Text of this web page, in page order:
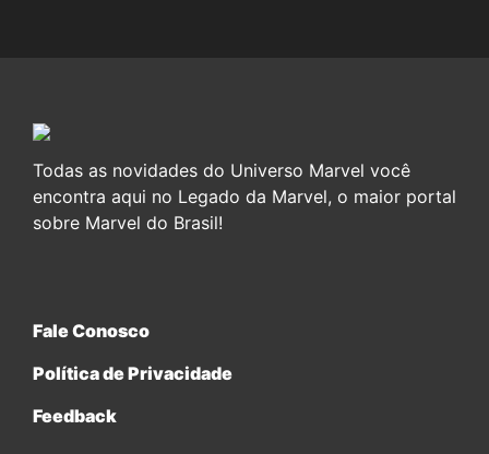
Todas as novidades do Universo Marvel você
encontra aqui no Legado da Marvel, o maior portal
sobre Marvel do Brasil!
Fale Conosco
Política de Privacidade
Feedback